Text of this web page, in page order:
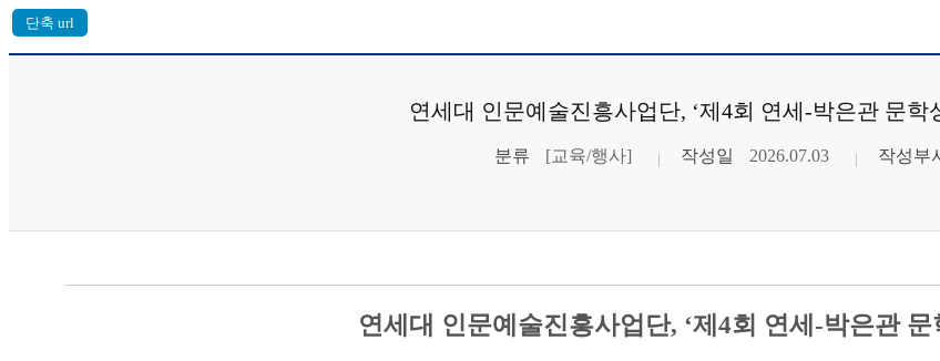
연세대 인문예술진흥사업단, ‘제4회 연세-박은관 문학
분류 [교육/행사] 작성일 2026.07.03 작성부
연세대 인문예술진흥사업단, ‘제 4회 연세 -박은관 문